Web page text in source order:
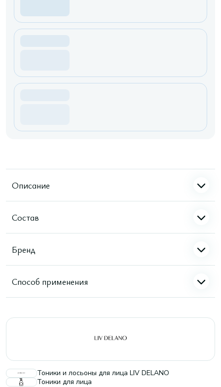
Описание
Состав
Бренд
Способ применения
Тоники и лосьоны для лица LIV DELANO
Тоники для лица